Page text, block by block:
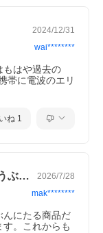
2024/12/31
wai********
もはや過去の
帯に電波のエリ
ね 1
このお値段で、このクオリティじゅうぶん… 2026/7/28
mak********
んにたる商品だ
。これからも